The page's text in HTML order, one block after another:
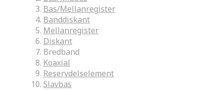
Bas/Mellanregister
Banddiskant
Mellanregister
Diskant
Bredband
Koaxial
Reservdelselement
Slavbas